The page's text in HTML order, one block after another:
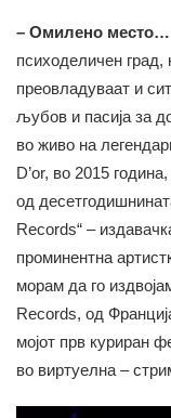
– Омилено место…
психоделичен град,
преовладуваат и
љубов и пасија за
во живо на
D’or, во 2015
од
Records“ –
проминентна
морам да го
Records, од
мојот прв куриран
во виртуелна –